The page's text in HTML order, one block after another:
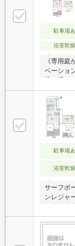
駐車場
浴室乾
《専用庭
ベーショ
季を通じ
を象徴す
アコート
イプ×テ
好立地！
ため、す
空間に仕
す。お
駐車場
浴室乾
サーフボ
ンレジャーが日
海岸の花
ベーショ
ニットバ
クロスや